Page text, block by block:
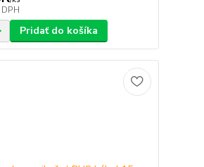
Pridať do košíka